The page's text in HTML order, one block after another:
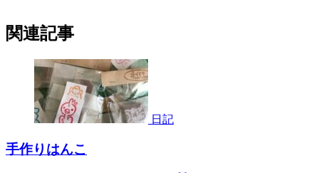
関連記事
日記
手作りはんこ